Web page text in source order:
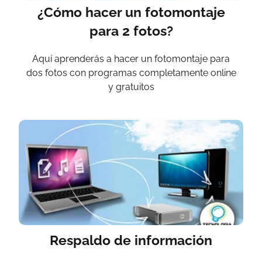
¿Cómo hacer un fotomontaje
para 2 fotos?
Aquí aprenderás a hacer un fotomontaje para
dos fotos con programas completamente online
y gratuitos
Respaldo de información